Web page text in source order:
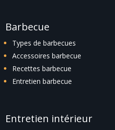
Barbecue
Types de barbecues
Accessoires barbecue
Recettes barbecue
Entretien barbecue
Entretien intérieur